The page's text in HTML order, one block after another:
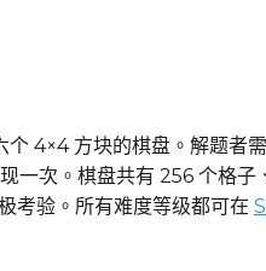
个 4×4 方块的棋盘。解题
次。棋盘共有 256 个格子
考验。所有难度等级都可在